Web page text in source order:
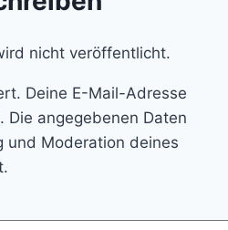
nicht veröffentlicht.
Deine E-Mail-Adresse
angegebenen Daten
und Moderation deines